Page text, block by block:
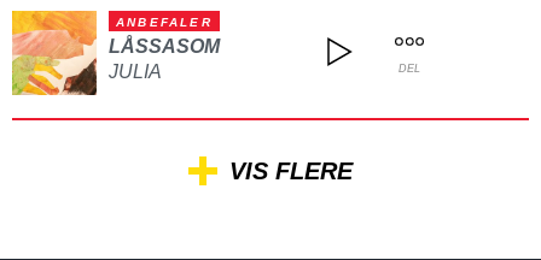
ANBEFALER
LÅSSASOM
JULIA
DEL
VIS FLERE